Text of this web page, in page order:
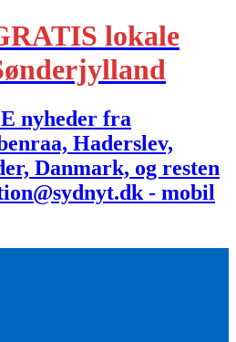
lokale
nyheder fra
Haderslev,
Danmark, og resten
- mobil